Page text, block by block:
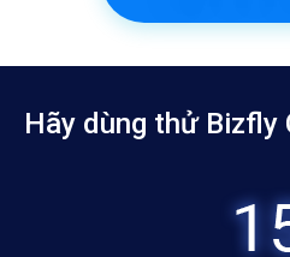
Hãy dùng thử Bizfly